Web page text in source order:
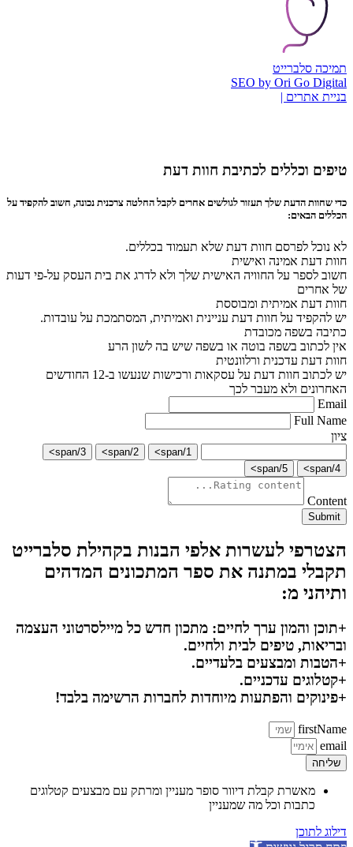
תמיכה סלברייט
SEO by Ori Go Digital
בניית אתרים |
טיפים וכללים לכתיבת חוות דעת
כדי שחוות הדעת שלך תעזור לגולשים אחרים לקבל החלטה צרכנית נכונה, חשוב להקפיד על
הכללים הבאים:
לא נוכל לפרסם חוות דעת שלא תעמוד בכללים.
חוות דעת אמינה ואישית
חשוב לספר על החוויה האישית שלך ולא לדרג את בית העסק על-פי דעות
של אחרים
חוות דעת אמיתית ומבוססת
יש להקפיד על חוות דעת עניינית ואמיתית, המסתמכת על עובדות.
כתיבה בשפה מכובדת
אין לכתוב בשפה בוטה או בשפה שיש בה לשון הרע
חוות דעת עדכנית ורלוונטית
יש לכתוב חוות דעת על עסקאות ורכישות שנעשו ב-12 החודשים
האחרונים ולא מעבר לכך
Email
Full Name
ציון
1/span>
2/span>
3/span>
4/span>
5/span>
Content
Submit
הצטרפי לעשרות אלפי הבנות בקהילת סלברייט
תקבלי במתנה את ספר המתכונים המדהים
ותיהני מ:
+תוכן והמון ערך לחיים: מתכון חדש כל מיילסרטוני העצמה
ובריאות, טיפים לבית ולחיים.
+הטבות ומבצעים בלעדיים.
+קטלוגים עדכניים.
+פינוקים והפתעות מיוחדות לחברות הרשימה בלבד!
firstName
email
שליחה
מאשרת קבלת דיוור סופר מעניין ומרתק עם מבצעים קטלוגים
כתבות וכל מה שמעניין
דילוג לתוכן